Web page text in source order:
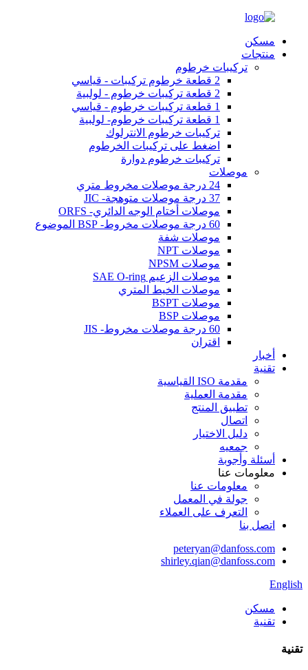
مسكن
منتجات
تركيبات خرطوم
2 قطعة خرطوم تركيبات - قياسي
2 قطعة تركيبات خرطوم - لولبية
1 قطعة تركيبات خرطوم - قياسي
1 قطعة تركيبات خرطوم- لولبية
تركيبات خرطوم الانترلوك
اضغط على تركيبات الخرطوم
تركيبات خرطوم دوارة
موصلات
24 درجة موصلات مخروط متري
37 درجة موصلات متوهجة- JIC
موصلات أختام الوجه الدائري- ORFS
60 درجة موصلات مخروط- BSP الموضوع
موصلات شفة
موصلات NPT
موصلات NPSM
موصلات الزعيم SAE O-ring
موصلات الخيط المتري
موصلات BSPT
موصلات BSP
60 درجة موصلات مخروط- JIS
اقتران
أخبار
تقنية
مقدمة ISO القياسية
مقدمة العملية
تطبيق المنتج
اتصال
دليل الاختيار
جمعيه
أسئلة وأجوبة
معلومات عنا
معلومات عنا
جولة في المعمل
التعرف على العملاء
اتصل بنا
peteryan@danfoss.com
shirley.qian@danfoss.com
English
مسكن
تقنية
تقنية